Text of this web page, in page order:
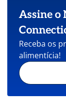
Assine o
Receba os
alimentícia!